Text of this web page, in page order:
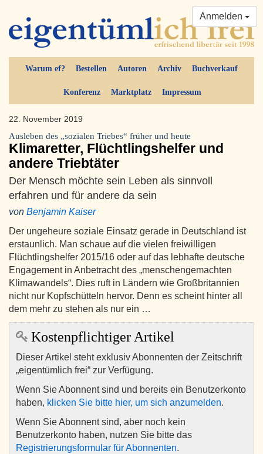
Warum ef? Bestellen Autoren Archiv Buchverkauf
Konferenz Marktplatz Impressum
Anmelden
22. November 2019
Ausleben des „sozialen Triebes“ früher und heute
Klimaretter, Flüchtlingshelfer und
andere Triebtäter
Der Mensch möchte sein Leben als sinnvoll
erfahren und für andere da sein
von Benjamin Kaiser
Der ungeheure soziale Einsatz gerade in Deutschland ist
erstaunlich. Man schaue auf die vielen freiwilligen
Flüchtlingshelfer 2015/16 oder auf das lebhafte deutsche
Engagement in Anbetracht des „menschengemachten
Klimawandels“. Dies ruft in Ländern wie Großbritannien
nicht nur Kopfschütteln hervor. Denn es scheint hinter all
dem mehr zu stehen als nur ein …
Kostenpflichtiger Artikel
Dieser Artikel steht exklusiv Abonnenten der Zeitschrift
„eigentümlich frei“ zur Verfügung.
Wenn Sie Abonnent sind und bereits ein Benutzerkonto
haben, klicken Sie bitte hier, um sich anzumelden.
Wenn Sie Abonnent sind, aber noch kein
Benutzerkonto haben, nutzen Sie bitte das
Registrierungsformular für Abonnenten.